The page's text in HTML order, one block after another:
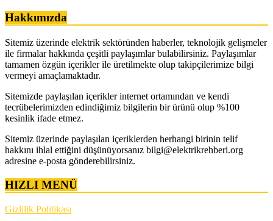
Hakkımızda
Sitemiz üzerinde elektrik sektöründen haberler, teknolojik gelişmeler
ile firmalar hakkında çeşitli paylaşımlar bulabilirsiniz. Paylaşımlar
tamamen özgün içerikler ile üretilmekte olup takipçilerimize bilgi
vermeyi amaçlamaktadır.
Sitemizde paylaşılan içerikler internet ortamından ve kendi
tecrübelerimizden edindiğimiz bilgilerin bir ürünü olup %100
kesinlik ifade etmez.
Sitemiz üzerinde paylaşılan içeriklerden herhangi birinin telif
hakkını ihlal ettiğini düşünüyorsanız bilgi@elektrikrehberi.org
adresine e-posta gönderebilirsiniz.
HIZLI MENÜ
Gizlilik Politikası